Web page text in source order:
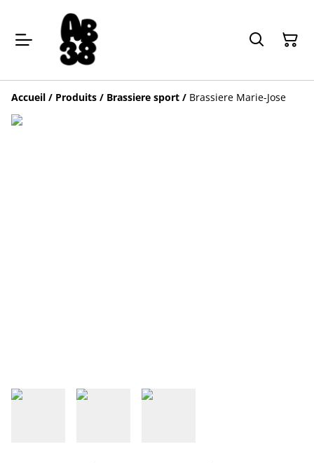
Accueil / Produits / Brassiere sport / Brassiere Marie-Jose